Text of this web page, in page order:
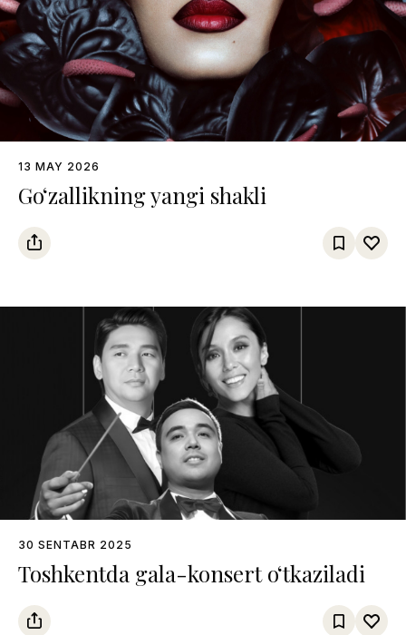
13 MAY 2026
Go‘zallikning yangi shakli
30 SENTABR 2025
Toshkentda gala-konsert o‘tkaziladi